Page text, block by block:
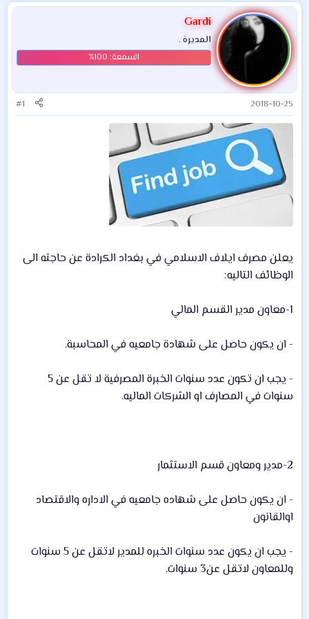
Gardi
المديرة .
2018-10-25
#1
يعلن مصرف ايلاف الاسلامي في بغداد الكرادة عن حاجته الى
الوظائف التاليه:
1-معاون مدير القسم المالي
- ان يكون حاصل على شهادة جامعيه في المحاسبة.
- يجب ان تكون عدد سنوات الخبرة المصرفية لا تقل عن 5
سنوات في المصارف او الشركات الماليه.
2-مدير ومعاون قسم الاستثمار
- ان يكون حاصل على شهاده جامعيه في الاداره والاقتصاد
اوالقانون
- يجب ان يكون عدد سنوات الخبره للمدير لاتقل عن 5 سنوات
وللمعاون لاتقل عن3 سنوات.